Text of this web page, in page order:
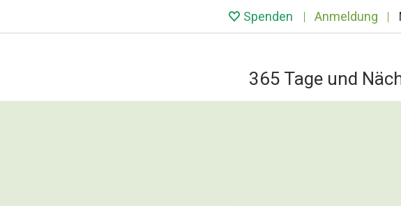
Spenden Anmeldung
365 Tage und